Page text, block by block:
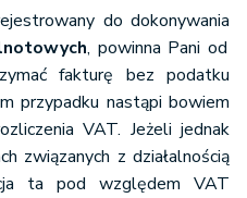
do dokonywania
, powinna Pani od
fakturę bez podatku
przypadku nastąpi bowiem
VAT. Jeżeli jednak
związanych z działalnością
ta pod względem VAT